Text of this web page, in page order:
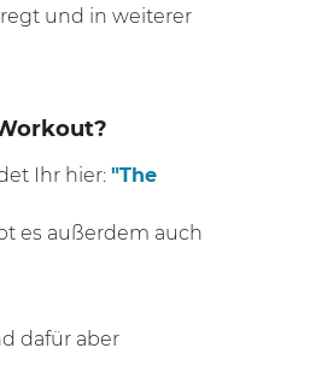
und in weiterer
Ihr hier: "The
es außerdem auch
dafür aber